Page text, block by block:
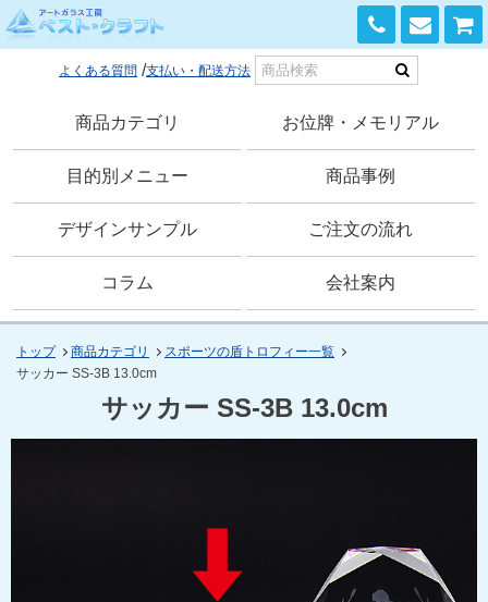
よくある質問 支払い・配送方法
0120-168-741
商品カテゴリ お位牌・メモリアル
目的別メニュー 商品事例
デザインサンプル ご注文の流れ
コラム 会社案内
トップ 商品カテゴリ
スポーツの盾トロフィー一覧
サッカー SS-3B 13.0cm
サッカー SS-3B 13.0cm